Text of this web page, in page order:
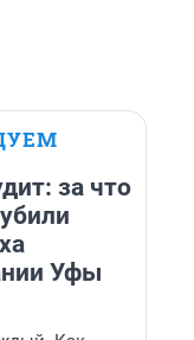
за что
Уфы